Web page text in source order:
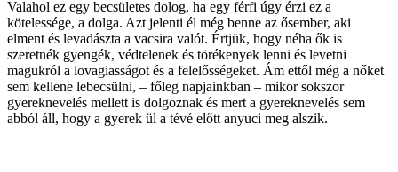
Valahol ez egy becsületes dolog, ha egy férfi úgy érzi ez a
kötelessége, a dolga. Azt jelenti él még benne az ősember, aki
elment és levadászta a vacsira valót. Értjük, hogy néha ők is
szeretnék gyengék, védtelenek és törékenyek lenni és levetni
magukról a lovagiasságot és a felelősségeket. Ám ettől még a nőket
sem kellene lebecsülni, – főleg napjainkban – mikor sokszor
gyereknevelés mellett is dolgoznak és mert a gyereknevelés sem
abból áll, hogy a gyerek ül a tévé előtt anyuci meg alszik.